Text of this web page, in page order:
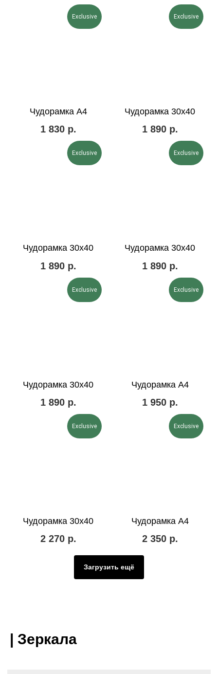
Exclusive
Чудорамка А4
1 830 р.
Exclusive
Чудорамка 30х40
1 890 р.
Exclusive
Чудорамка 30х40
1 890 р.
Exclusive
Чудорамка 30х40
1 890 р.
Exclusive
Чудорамка 30х40
1 890 р.
Exclusive
Чудорамка А4
1 950 р.
Exclusive
Чудорамка 30х40
2 270 р.
Exclusive
Чудорамка А4
2 350 р.
Загрузить ещё
| Зеркала